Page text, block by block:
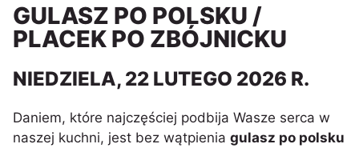
GULASZ PO POLSKU /
PLACEK PO ZBÓJNICKU
NIEDZIELA, 22 LUTEGO 2026 R.
Daniem, które najczęściej podbija Wasze serca w
naszej kuchni, jest bez wątpienia gulasz po polsku